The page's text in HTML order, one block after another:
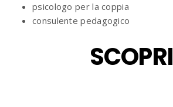
psicologo per la coppia
consulente pedagogico
SCOPRI